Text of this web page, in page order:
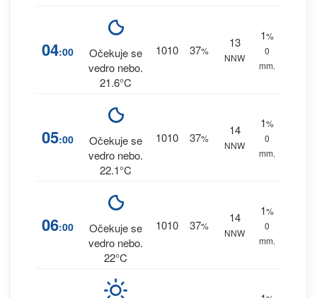
04:00
Očekuje se
vedro nebo.
21.6°C
1010 37%
13
NNW
1%
0
mm.
05:00
Očekuje se
vedro nebo.
22.1°C
1010 37%
14
NNW
1%
0
mm.
06:00
Očekuje se
vedro nebo.
22°C
1010 37%
14
NNW
1%
0
mm.